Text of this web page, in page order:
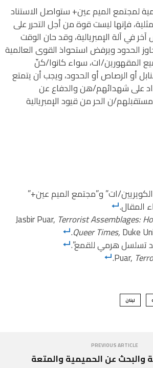
لمجتمع الميم عين+ ستواصل الاستناد
فإنها ليست قوة من أجل التحرر على
في آلة الإمبريالية، وقد حان الوقت
الحدود ويرفض استحواذ القوى العالمية
المقهورين/ات، سواء كانوا/كنّ
أو الرصاص أو الحدود، ويجب أن يتمتع
على شهدائهم/هن والدفاع عن
ن الحر من قيود الإمبريالية
ات” و”مجتمع الميم عين+”
المقال.
Jasbir Puar, Terrorist Assemblages:
Queer Times,Duke
تسلسل هرمي للقمع”.
Puar,
.
لبنان
PREVIOUS ARTICLE
والبحث عن الحميمية والمتعة